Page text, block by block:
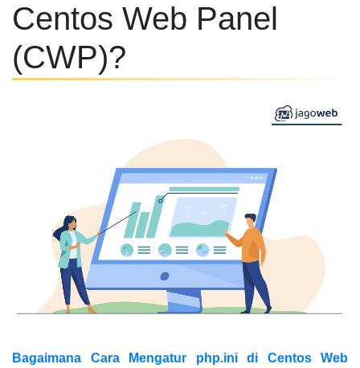
Centos Web Panel
(CWP)?
Bagaimana Cara Mengatur php.ini di Centos Web